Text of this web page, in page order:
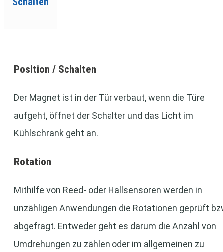
Position / Schalten
Der Magnet ist in der Tür verbaut, wenn die Türe
aufgeht, öffnet der Schalter und das Licht im
Kühlschrank geht an.
Rotation
Mithilfe von Reed- oder Hallsensoren werden in
unzähligen Anwendungen die Rotationen geprüft
abgefragt. Entweder geht es darum die Anzahl von
Umdrehungen zu zählen oder im allgemeinen zu